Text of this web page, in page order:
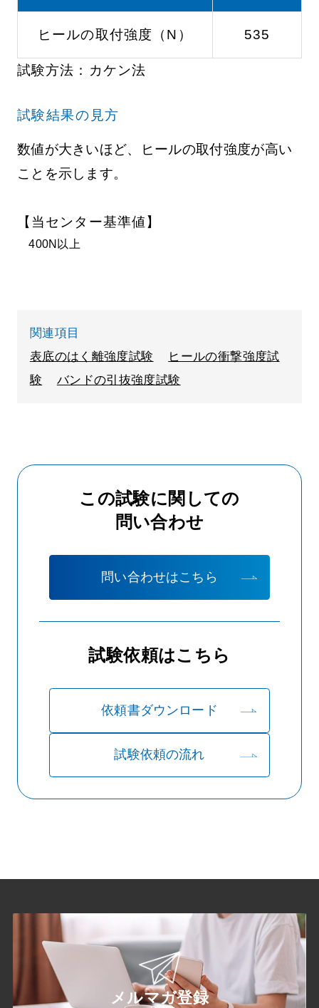
ヒールの取付強度（N） 535
試験方法：カケン法
試験結果の見方
数値が大きいほど、ヒールの取付強度が高い
ことを示します。
【当センター基準値】
400N以上
関連項目
表底のはく離強度試験
ヒールの衝撃強度試
験
バンドの引抜強度試験
この試験に関しての
問い合わせ
問い合わせはこちら
試験依頼はこちら
依頼書ダウンロード
試験依頼の流れ
メルマガ登録